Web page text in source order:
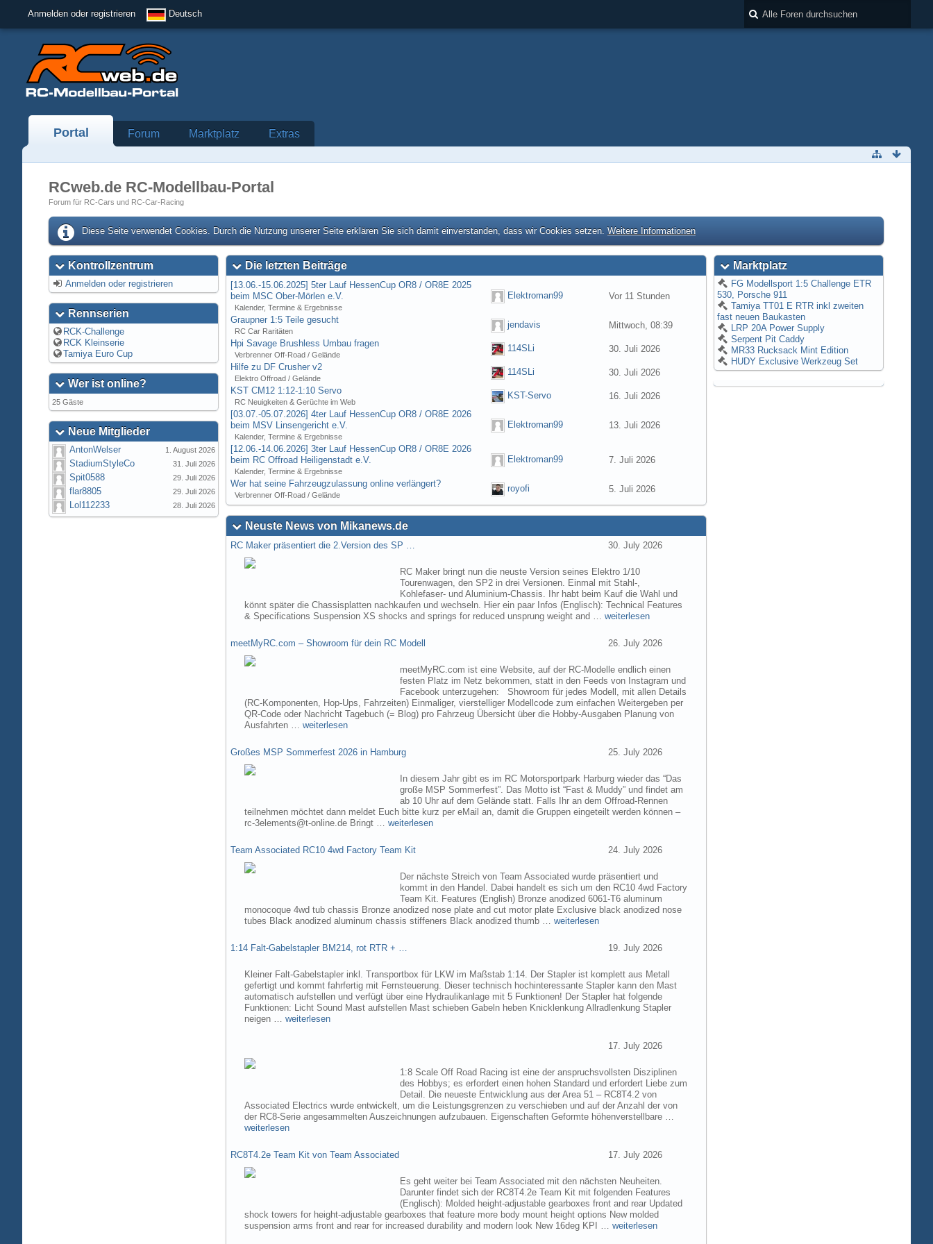
Anmelden oder registrieren Deutsch
Portal Forum Marktplatz Extras
RCweb.de RC-Modellbau-Portal
Forum für RC-Cars und RC-Car-Racing
Diese Seite verwendet Cookies. Durch die Nutzung unserer Seite erklären Sie sich damit einverstanden, dass wir Cookies setzen. Weitere Informationen
Kontrollzentrum
Anmelden oder registrieren
Rennserien
RCK-Challenge
RCK Kleinserie
Tamiya Euro Cup
Wer ist online?
25 Gäste
Neue Mitglieder
AntonWelser 1. August 2026
StadiumStyleCo 31. Juli 2026
Spit0588 29. Juli 2026
flar8805 29. Juli 2026
Lol112233 28. Juli 2026
Die letzten Beiträge
[13.06.-15.06.2025] 5ter Lauf HessenCup OR8 / OR8E 2025
beim MSC Ober-Mörlen e.V.
Kalender, Termine & Ergebnisse
Elektroman99 Vor 11 Stunden
Graupner 1:5 Teile gesucht
RC Car Raritäten
jendavis
Mittwoch, 08:39
Hpi Savage Brushless Umbau fragen
Verbrenner Off-Road / Gelände
114SLi
30. Juli 2026
Hilfe zu DF Crusher v2
Elektro Offroad / Gelände
114SLi
30. Juli 2026
KST CM12 1:12-1:10 Servo
RC Neuigkeiten & Gerüchte im Web
KST-Servo
16. Juli 2026
[03.07.-05.07.2026] 4ter Lauf HessenCup OR8 / OR8E 2026
beim MSV Linsengericht e.V.
Kalender, Termine & Ergebnisse
Elektroman99 13. Juli 2026
[12.06.-14.06.2026] 3ter Lauf HessenCup OR8 / OR8E 2026
beim RC Offroad Heiligenstadt e.V.
Kalender, Termine & Ergebnisse
Elektroman99 7. Juli 2026
Wer hat seine Fahrzeugzulassung online verlängert?
Verbrenner Off-Road / Gelände
royofi 5. Juli 2026
Neuste News von Mikanews.de
RC Maker präsentiert die 2.Version des SP … 30. July 2026
RC Maker bringt nun die neuste Version seines Elektro 1/10
Tourenwagen, den SP2 in drei Versionen. Einmal mit Stahl-,
Kohlefaser- und Aluminium-Chassis. Ihr habt beim Kauf die Wahl und
könnt später die Chassisplatten nachkaufen und wechseln. Hier ein paar Infos (Englisch): Technical Features
& Specifications Suspension XS shocks and springs for reduced unsprung weight and …weiterlesen
meetMyRC.com – Showroom für dein RC Modell 26. July 2026
meetMyRC.com ist eine Website, auf der RC-Modelle endlich einen
festen Platz im Netz bekommen, statt in den Feeds von Instagram und
Facebook unterzugehen: Showroom für jedes Modell, mit allen Details
(RC-Komponenten, Hop-Ups, Fahrzeiten) Einmaliger, vierstelliger Modellcode zum einfachen Weitergeben per
QR-Code oder Nachricht Tagebuch (= Blog) pro Fahrzeug Übersicht über die Hobby-Ausgaben Planung von
Ausfahrten …weiterlesen
Großes MSP Sommerfest 2026 in Hamburg 25. July 2026
In diesem Jahr gibt es im RC Motorsportpark Harburg wieder das “Das
große MSP Sommerfest”. Das Motto ist “Fast & Muddy” und findet am
ab 10 Uhr auf dem Gelände statt. Falls Ihr an dem Offroad-Rennen
teilnehmen möchtet dann meldet Euch bitte kurz per eMail an, damit die Gruppen eingeteilt werden können –
rc-3elements@t-online.de Bringt …weiterlesen
Team Associated RC10 4wd Factory Team Kit 24. July 2026
Der nächste Streich von Team Associated wurde präsentiert und
kommt in den Handel. Dabei handelt es sich um den RC10 4wd Factory
Team Kit. Features (English) Bronze anodized 6061-T6 aluminum
monocoque 4wd tub chassis Bronze anodized nose plate and cut motor plate Exclusive black anodized nose
tubes Black anodized aluminum chassis stiffeners Black anodized thumb …weiterlesen
1:14 Falt-Gabelstapler BM214, rot RTR + … 19. July 2026
Kleiner Falt-Gabelstapler inkl. Transportbox für LKW im Maßstab 1:14. Der Stapler ist komplett aus Metall
gefertigt und kommt fahrfertig mit Fernsteuerung. Dieser technisch hochinteressante Stapler kann den Mast
automatisch aufstellen und verfügt über eine Hydraulikanlage mit 5 Funktionen! Der Stapler hat folgende
Funktionen: Licht Sound Mast aufstellen Mast schieben Gabeln heben Knicklenkung Allradlenkung Stapler
neigen …weiterlesen
17. July 2026
1:8 Scale Off Road Racing ist eine der anspruchsvollsten Disziplinen
des Hobbys; es erfordert einen hohen Standard und erfordert Liebe zum
Detail. Die neueste Entwicklung aus der Area 51 – RC8T4.2 von
Associated Electrics wurde entwickelt, um die Leistungsgrenzen zu verschieben und auf der Anzahl der von
der RC8-Serie angesammelten Auszeichnungen aufzubauen. Eigenschaften Geformte höhenverstellbare …
weiterlesen
RC8T4.2e Team Kit von Team Associated 17. July 2026
Es geht weiter bei Team Associated mit den nächsten Neuheiten.
Darunter findet sich der RC8T4.2e Team Kit mit folgenden Features
(Englisch): Molded height-adjustable gearboxes front and rear Updated
shock towers for height-adjustable gearboxes that feature more body mount height options New molded
suspension arms front and rear for increased durability and modern look New 16deg KPI …weiterlesen
Marktplatz
FG Modellsport 1:5 Challenge ETR
530, Porsche 911
Tamiya TT01 E RTR inkl zweiten
fast neuen Baukasten
LRP 20A Power Supply
Serpent Pit Caddy
MR33 Rucksack Mint Edition
HUDY Exclusive Werkzeug Set